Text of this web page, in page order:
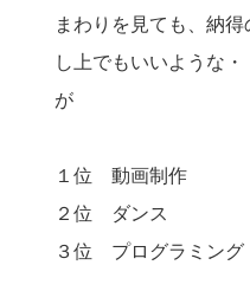
まわりを見ても、納
し上でもいいような・
が
１位 動画制作
２位 ダンス
３位 プログラミング